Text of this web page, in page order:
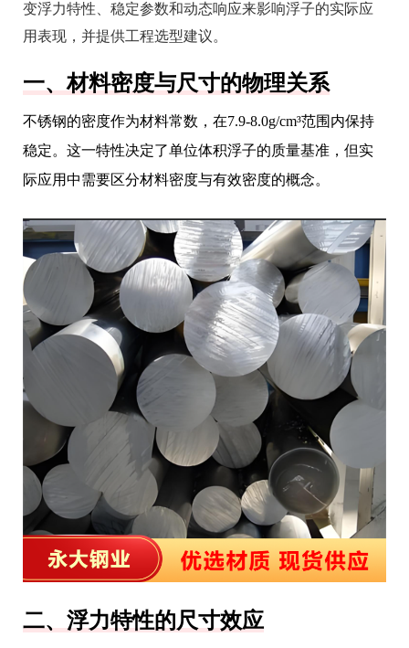
变浮力特性、稳定参数和动态响应来影响浮子的实际应
用表现，并提供工程选型建议。
一、材料密度与尺寸的物理关系
不锈钢的密度作为材料常数，在7.9-8.0g/cm³范围内保持
稳定。这一特性决定了单位体积浮子的质量基准，但实
际应用中需要区分材料密度与有效密度的概念。
二、浮力特性的尺寸效应